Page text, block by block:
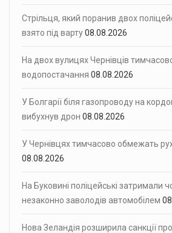
Стрільця, який поранив двох
взято під варту08.08.2026
На двох вулицях Чернівців
водопостачання 08.08.2026
У Болгарії біля газопроводу на
вибухнув дрон 08.08.2026
У Чернівцях тимчасово обмежать
08.08.2026
На Буковині поліцейські затримали
незаконно заволодів автомобілем
Нова Зеландія розширила санкції